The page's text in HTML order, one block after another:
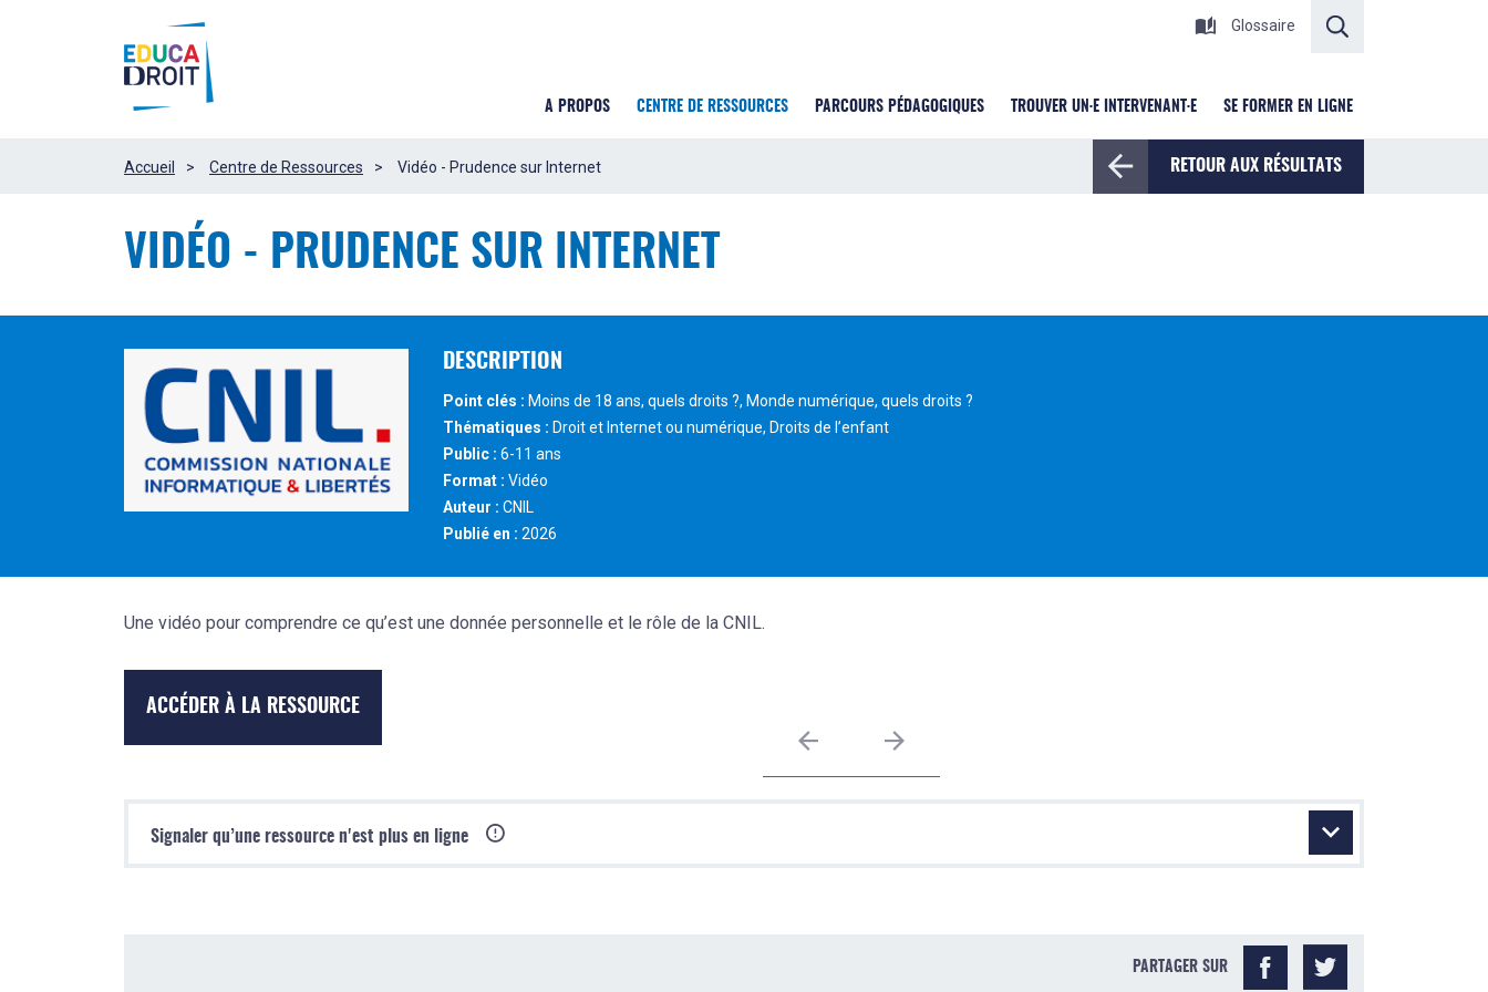
A PROPOS CENTRE DE RESSOURCES PARCOURS PÉDAGOGIQUES TROUVER UN·E INTERVENANT·E SE FORMER EN LIGNE
Glossaire RECHERCHER
RETOUR AUX RÉSULTATS
Accueil Centre de Ressources Vidéo - Prudence sur Internet
VIDÉO - PRUDENCE SUR INTERNET
DESCRIPTION
Point clés : Moins de 18 ans, quels droits ?, Monde numérique, quels droits ?
Thématiques : Droit et Internet ou numérique, Droits de l’enfant
Public : 6-11 ans
Format : Vidéo
Auteur : CNIL
Publié en : 2026
Une vidéo pour comprendre ce qu’est une donnée personnelle et le rôle de la CNIL.
ACCÉDER À LA RESSOURCE
Précédent Suivant
Signaler qu’une ressource n'est plus en ligne
PARTAGER SUR